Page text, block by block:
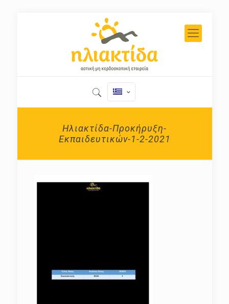
Ηλιακτίδα-Προκήρυξη-
Εκπαιδευτικών-1-2-2021